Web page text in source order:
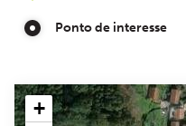
Ponto de interesse
+